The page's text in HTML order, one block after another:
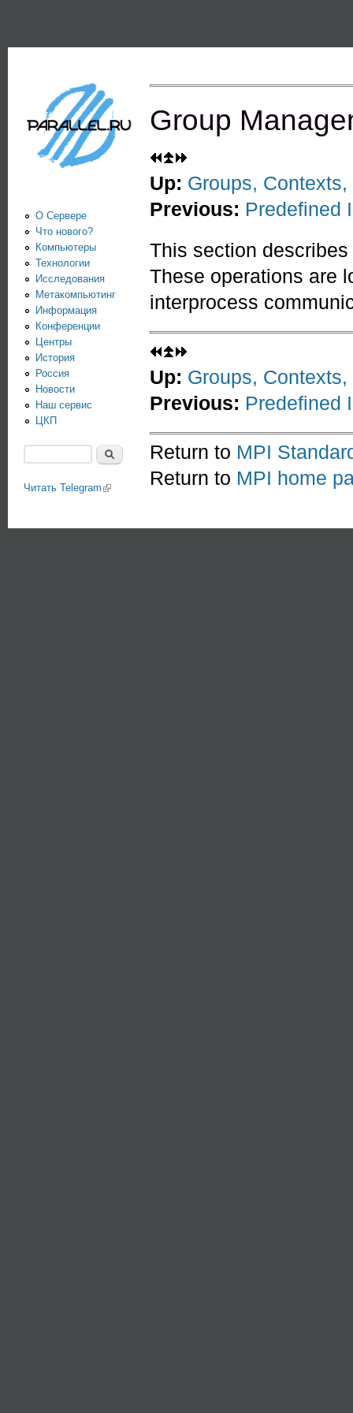
Информационно-
аналитический
центр по
параллельным
вычислениям
Group
Up: Groups,
Previous: Predefined
This section
These operations are
interprocess
Up: Groups,
Previous: Predefined
Return to MPI
Return to MPI home
О Сервере
Что нового?
Компьютеры
Технологии
Исследования
Метакомпьютинг
Информация
Конференции
Центры
История
Россия
Новости
Наш сервис
ЦКП
Читать Telegram (link is external)